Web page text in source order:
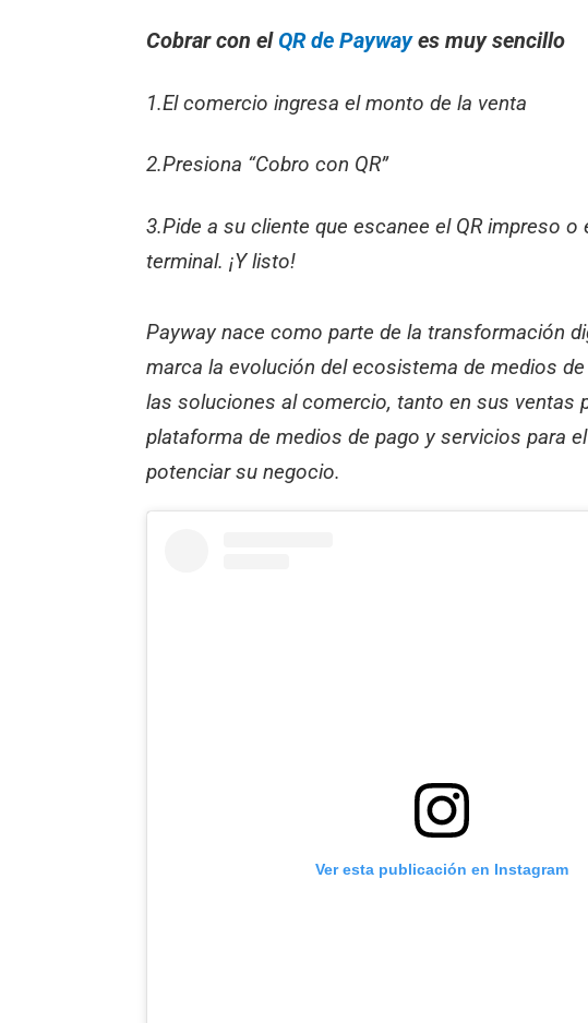
Cobrar con el QR de Paywayes muy sencillo
1.El comercio ingresa el monto de la venta
2.Presiona “Cobro con QR”
3.Pide a su cliente que escanee el QR impreso o
terminal. ¡Y listo!
Payway nace como parte de la transformación
marca la evolución del ecosistema de medios
las soluciones al comercio, tanto en sus ventas
plataforma de medios de pago y servicios para
potenciar su negocio.
Ver esta publicación en Instagram